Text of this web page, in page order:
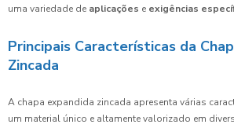
uma variedade de aplicações e exigências
Principais Características da
Zincada
A chapa expandida zincada apresenta várias
um material único e altamente valorizado em